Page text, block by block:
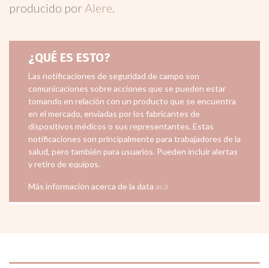
producido por Alere.
¿QUÉ ES ESTO?
Las notificaciones de seguridad de campo son
comunicaciones sobre acciones que se pueden estar
tomando en relación con un producto que se encuentra
en el mercado, enviadas por los fabricantes de
dispositivos médicos o sus representantes. Estas
notificaciones son principalmente para trabajadores de la
salud, pero también para usuarios. Pueden incluir alertas
y retiro de equipos.
Más información acerca de la data acá